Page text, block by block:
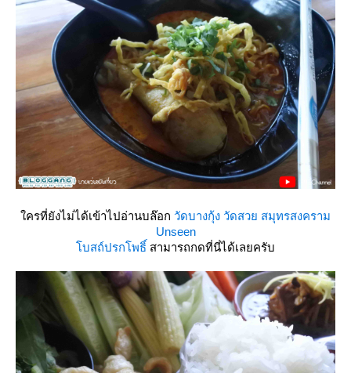
ครที่ยังไม่ได้เข้าไปอ่านบล๊อก วัดบางกุ้ง วัดสวย สมุทรสงคราม
Unseen
บสถ์ปรกโพธิ์ สามารถกดที่นี่ได้เลยครับ